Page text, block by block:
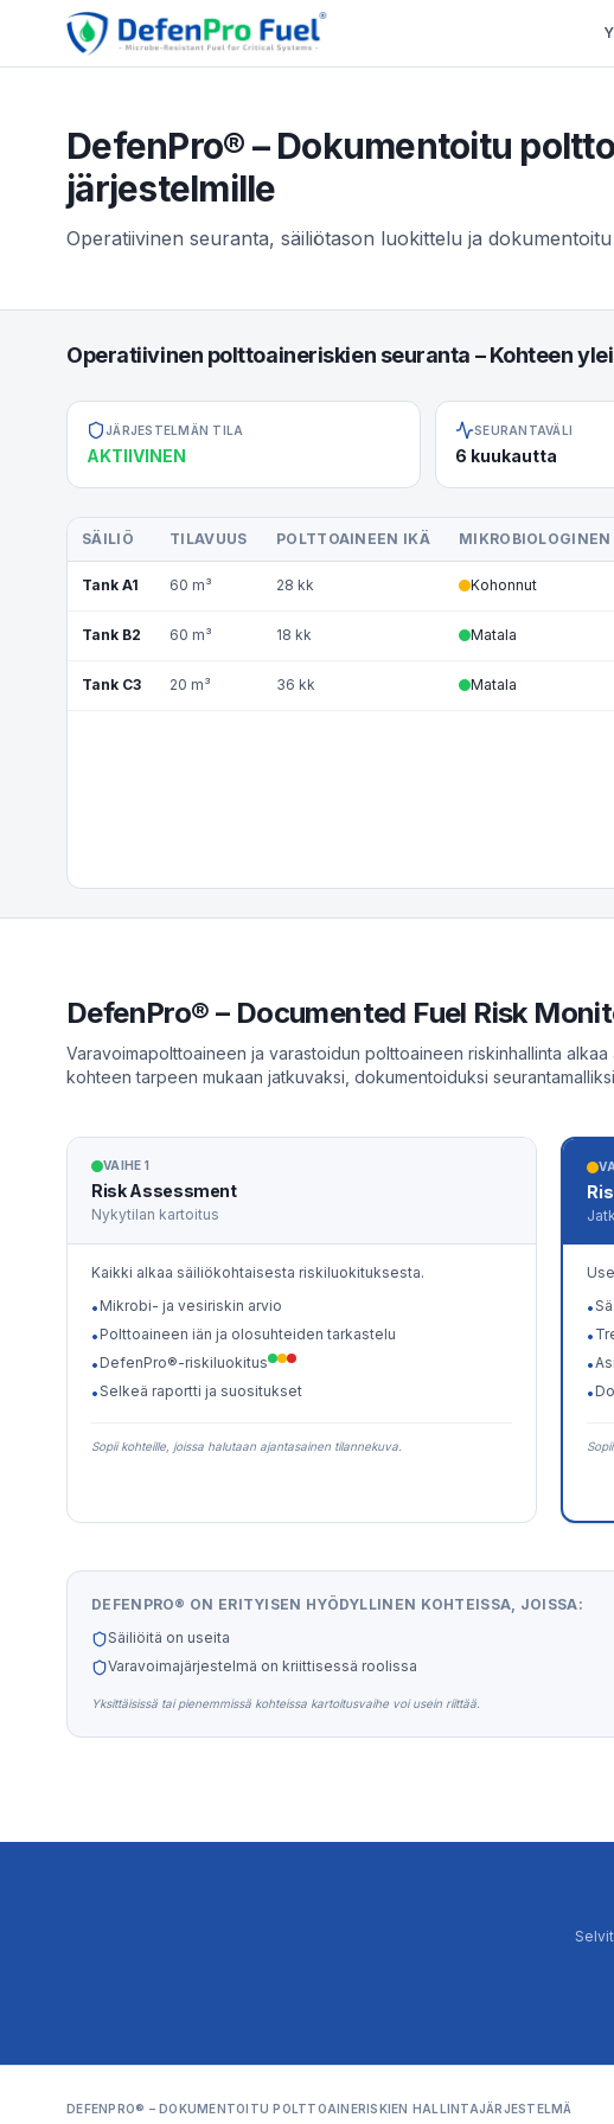
DefenPro® – Dokumentoitu
järjestelmille
Operatiivinen seuranta, säiliötason luokittelu ja
Operatiivinen polttoaineriskien seuranta – Kohteen
JÄRJESTELMÄN TILA
AKTIIVINEN
SEURANTAVÄLI
6 kuukautta
SÄILIÖ TILAVUUS POLTTOAINEEN IKÄ MIKROBIOLOGINEN
Tank A1 60 m³ 28 kk Kohonnut
Tank B2 60 m³ 18 kk Matala
Tank C3 20 m³ 36 kk Matala
DefenPro® – Documented Fuel Risk
Varavoimapolttoaineen ja varastoidun polttoaineen riskinhallinta
kohteen tarpeen mukaan jatkuvaksi, dokumentoiduksi
VAIHE 1
Risk Assessment
Nykytilan kartoitus
Kaikki alkaa säiliökohtaisesta riskiluokituksesta.
• Mikrobi- ja vesiriskin arvio
• Polttoaineen iän ja olosuhteiden tarkastelu
• DefenPro®-riskiluokitus
•Selkeä raportti ja suositukset
Sopii kohteille, joissa halutaan ajantasainen tilannekuva.
•
•
•
•
DEFENPRO® ON ERITYISEN HYÖDYLLINEN KOHTEISSA, JOISSA:
Säiliöitä on useita
Varavoimajärjestelmä on kriittisessä roolissa
Yksittäisissä tai pienemmissä kohteissa kartoitusvaihe voi usein riittää.
DEFENPRO® – DOKUMENTOITU POLTTOAINERISKIEN HALLINTAJÄRJESTELMÄ